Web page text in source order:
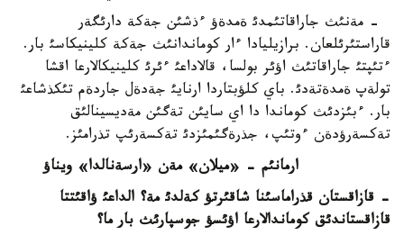
- مةنئث جاراقاتئمدئ ةمدةؤ ءذشئن جةكة دارئگةر
قاراستئرئلعان. برازيليادا ءار كوماندانئث جةكة كلينيكاسئ بار.
ءتئپتئ جاراقاتئث اؤئر بولسا، قالاداعئ ءئرئ كلينيكالارعا اقشا
تولةپ ةمدةتةدئ. باي كلؤبتاردا ارنايئ جةدةل جاردةم تئكذشاعئ
بار. ءبئزدئث كوماندا دا اي سايئن تةگئن مةديسينالئق
تةكسةرؤدةن ءوتئپ، جذرةگئمئزدئ تةكسةرئپ تذرامئز.
ارمانئم - «ميلان» مةن «ارسةنالدا» ويناؤ
- قازاقستان قذراماسئنا شاقئرتؤ كةلدئ مة؟ الداعئ ؤاقئتتا
قازاقستاندئق كوماندالارعا اؤئسؤ جوسپارئث بار ما؟